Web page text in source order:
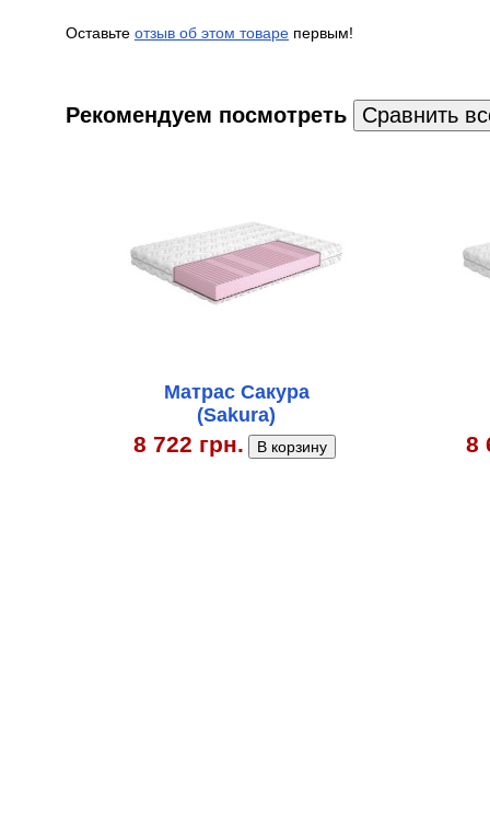
Оставьте отзыв об этом товаре первым!
Рекомендуем посмотреть
Матрас Сакура
(Sakura)
8 722 грн. 8